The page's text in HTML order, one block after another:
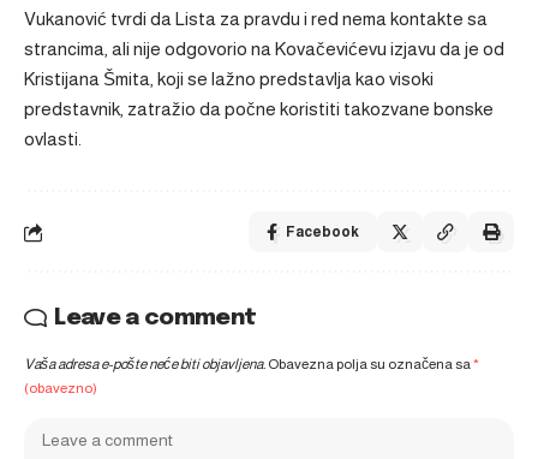
Vukanović tvrdi da Lista za pravdu i red nema kontakte sa
strancima, ali nije odgovorio na Kovačevićevu izjavu da je od
Kristijana Šmita, koji se lažno predstavlja kao visoki
predstavnik, zatražio da počne koristiti takozvane bonske
ovlasti.
Facebook
Leave a comment
Vaša adresa e-pošte neće biti objavljena. Obavezna polja su označena sa*
(obavezno)